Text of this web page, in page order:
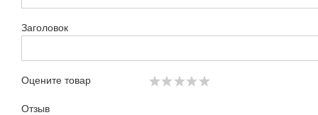
Заголовок
Оцените товар
Отзыв